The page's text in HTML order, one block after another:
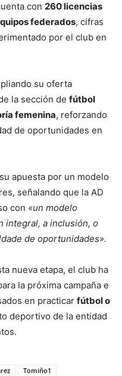
con 260 licencias
federados, cifras
por el club en
su oferta
la sección de fútbol
femenina, reforzando
de oportunidades en
apuesta por un modelo
señalando que la AD
con «un modelo
integral, a inclusión, o
de oportunidades».
nueva etapa, el club ha
la próxima campaña e
en practicar fútbol o
deportivo de la entidad
Tomiño1